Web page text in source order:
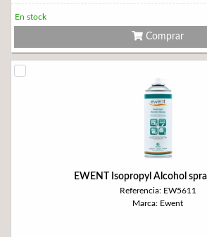
En stock
Comprar
EWENT Isopropyl Alcohol
Referencia: EW5611
Marca: Ewent